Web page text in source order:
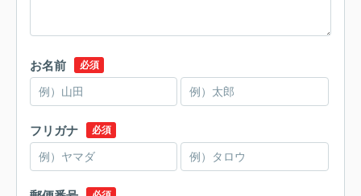
お名前 必須
フリガナ 必須